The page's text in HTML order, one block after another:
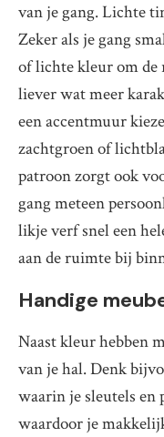
van je gang. Lichte
Zeker als je gang
of lichte kleur om
liever wat meer
een accentmuur
zachtgroen of
patroon zorgt ook
gang meteen
likje verf snel een
aan de ruimte bij
Handige
Naast kleur hebben
van je hal. Denk
waarin je sleutels en
waardoor je